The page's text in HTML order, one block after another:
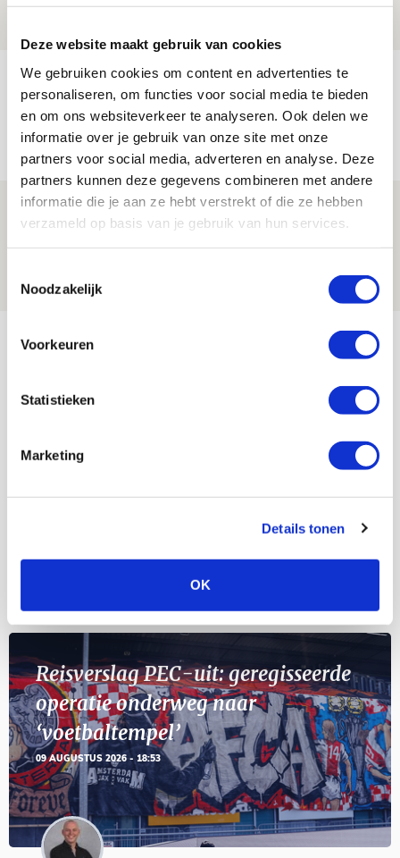
Deze website maakt gebruik van cookies
We gebruiken cookies om content en advertenties te
personaliseren, om functies voor social media te bieden
en om ons websiteverkeer te analyseren. Ook delen we
informatie over je gebruik van onze site met onze
partners voor social media, adverteren en analyse. Deze
partners kunnen deze gegevens combineren met andere
informatie die je aan ze hebt verstrekt of die ze hebben
verzameld op basis van je gebruik van hun services.
Noodzakelijk
Voorkeuren
Statistieken
Marketing
Details tonen
OK
Win mascottetenues van seizoen
2025/2026!
10 AUGUSTUS 2026 - 16:37
PRIJSVRAAG
Win vaandeldragertenues van seizoen
2025/2026!
PRIJSVRAAG
Selectiedag ballenjongens/-meiden
11 Geef Mij Maar Amsterdam
Reisverslag PEC-uit: geregisseerde
operatie onderweg naar
‘voetbaltempel’
09 AUGUSTUS 2026 - 18:53